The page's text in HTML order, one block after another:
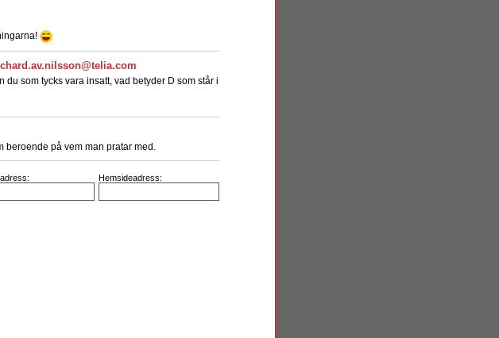
du som tycks vara insatt, vad betyder D som står i
beroende på vem man pratar med.
Hemsideadress: